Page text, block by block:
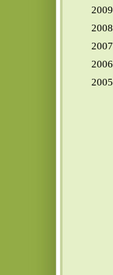
2009
2008
2007
2006
2005